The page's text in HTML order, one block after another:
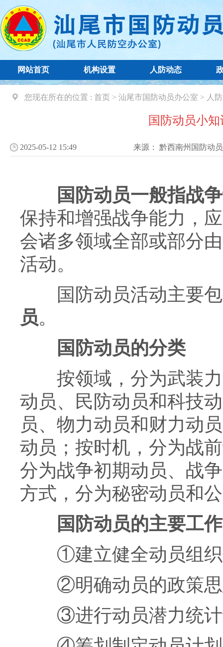
网站首页 机构设置 人防动态
您现在所在的位置 : 首页 > 汕尾市国防动员办公室 > 人
国防动员小
2025-05-12 15:49 来源： 黔西南州国防动
国防动员一般指战争
保持和增强战争能力，
会诸多领域全部或部分
活动。
国防动员活动主要
员。
国防动员的分类
按领域，分为武装力
动员、民防动员和科技
员、物力动员和财力动
动员；按时机，分为战
分为战争初期动员、战
方式，分为秘密动员和
国防动员的主要工作
①建立健全动员组织
②明确动员的政策思
③进行动员潜力统计